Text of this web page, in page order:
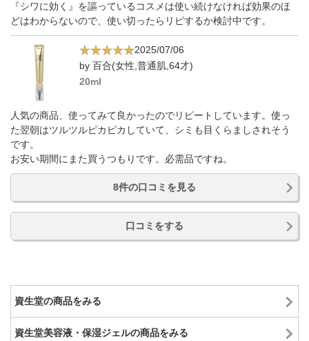
『シワに効く』を謳っているコスメは使い続けなければ効果のほ
どはわからないので、使い切ったらリピするか検討中です。
2025/07/06
by 百合(女性,普通肌,64才)
20ml
人気の商品、使ってみて良かったのでリピートしています。使っ
た翌朝はツルツルピカピカしていて、シミも目くらましされそう
です。
お安い期間にまた買うつもりです。必需品ですね。
8件の口コミを見る
口コミをする
資生堂の商品をみる
資生堂美容液・保湿ジェルの商品をみる